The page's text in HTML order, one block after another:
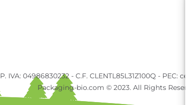
P. IVA: 04986830232 - C.F. CLENTL85L31Z100Q - PEC:
Packaging-bio.com © 2023. All Rights